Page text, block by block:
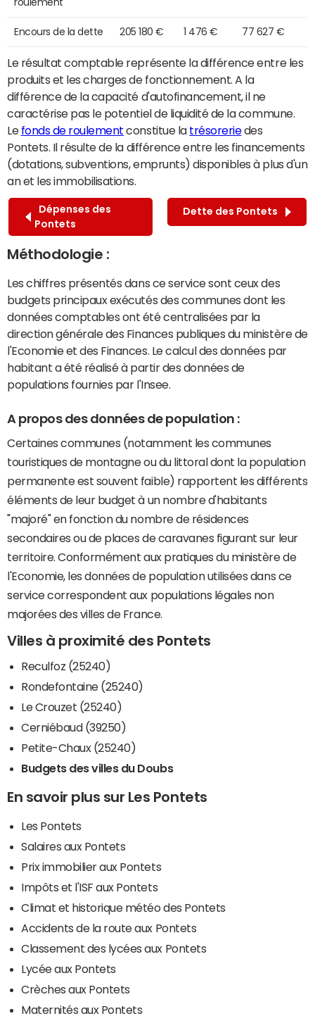
Encours de la dette 205 180 € 1 476 € 77 627 €
Le résultat comptable représente la différence entre les
produits et les charges de fonctionnement. A la
différence de la capacité d'autofinancement, il ne
caractérise pas le potentiel de liquidité de la commune.
Le fonds de roulement constitue la trésoreriedes
Pontets. Il résulte de la différence entre les financements
(dotations, subventions, emprunts) disponibles à plus d'un
an et les immobilisations.
Dépenses des
Pontets
Dette des Pontets
Méthodologie :
Les chiffres présentés dans ce service sont ceux des
budgets principaux exécutés des communes dont les
données comptables ont été centralisées par la
direction générale des Finances publiques du ministère de
l'Economie et des Finances. Le calcul des données par
habitant a été réalisé à partir des données de
populations fournies par l'Insee.
A propos des données de population :
Certaines communes (notamment les communes
touristiques de montagne ou du littoral dont la population
permanente est souvent faible) rapportent les différents
éléments de leur budget à un nombre d'habitants
"majoré" en fonction du nombre de résidences
secondaires ou de places de caravanes figurant sur leur
territoire. Conformément aux pratiques du ministère de
l'Economie, les données de population utilisées dans ce
service correspondent aux populations légales non
majorées des villes de France.
Villes à proximité des Pontets
Reculfoz (25240)
Rondefontaine (25240)
Le Crouzet (25240)
Cerniébaud (39250)
Petite-Chaux (25240)
Budgets des villes du Doubs
En savoir plus sur Les Pontets
Les Pontets
Salaires aux Pontets
Prix immobilier aux Pontets
Impôts et l'ISF aux Pontets
Climat et historique météo des Pontets
Accidents de la route aux Pontets
Classement des lycées aux Pontets
Lycée aux Pontets
Crèches aux Pontets
Maternités aux Pontets